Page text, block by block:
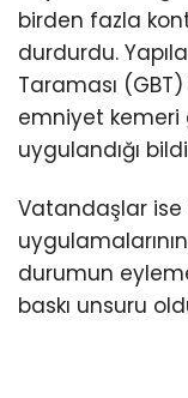
birden fazla
durdurdu.
Taraması
emniyet kemeri
uygulandığı
Vatandaşlar
durumun
baskı unsuru